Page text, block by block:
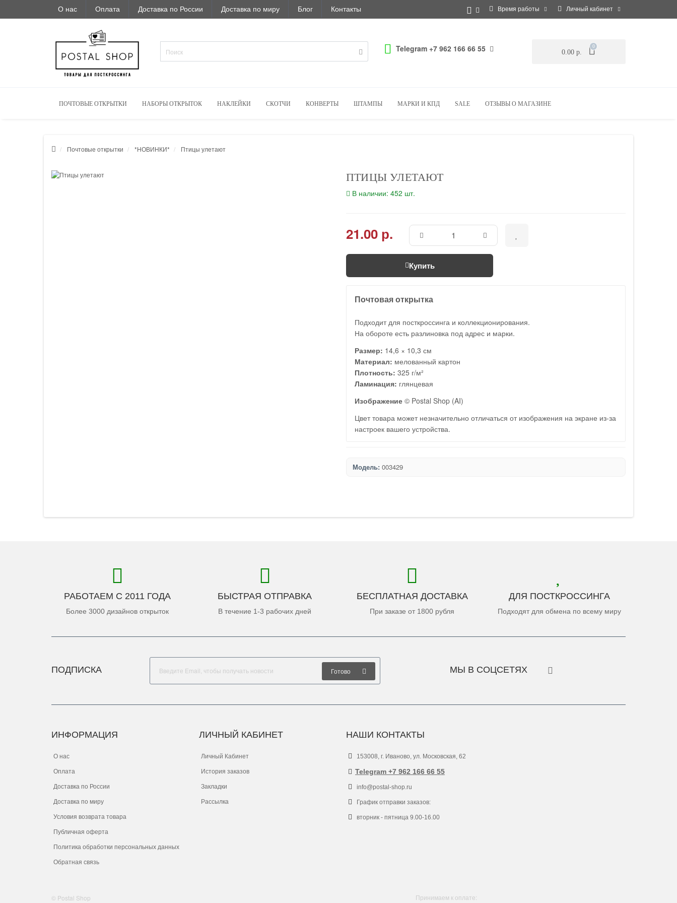
О нас Оплата Доставка по России Доставка по миру Блог Контакты Время работы Личный кабинет
Telegram +7 962 166 66 55 0.00 р.
0
ПОЧТОВЫЕ ОТКРЫТКИ НАБОРЫ ОТКРЫТОК НАКЛЕЙКИ СКОТЧИ КОНВЕРТЫ ШТАМПЫ МАРКИ И КПД SALE ОТЗЫВЫ О МАГАЗИНЕ
Почтовые открытки *НОВИНКИ* Птицы улетают
ПТИЦЫ УЛЕТАЮТ
В наличии: 452 шт.
21.00 р.
Купить
Почтовая открытка
Подходит для посткроссинга и коллекционирования.
На обороте есть разлиновка под адрес и марки.
Размер: 14,6 × 10,3 см
Материал: мелованный картон
Плотность: 325 г/м²
Ламинация: глянцевая
Изображение © Postal Shop (AI)
Цвет товара может незначительно отличаться от изображения на экране из-за
настроек вашего устройства.
Модель: 003429
РАБОТАЕМ С 2011 ГОДА
Более 3000 дизайнов открыток
БЫСТРАЯ ОТПРАВКА
В течение 1-3 рабочих дней
БЕСПЛАТНАЯ ДОСТАВКА
При заказе от 1800 рубля
ДЛЯ ПОСТКРОССИНГА
Подходят для обмена по всему миру
ПОДПИСКА Готово МЫ В СОЦСЕТЯХ
ИНФОРМАЦИЯ
О нас
Оплата
Доставка по России
Доставка по миру
Условия возврата товара
Публичная оферта
Политика обработки персональных данных
Обратная связь
ЛИЧНЫЙ КАБИНЕТ
Личный Кабинет
История заказов
Закладки
Рассылка
НАШИ КОНТАКТЫ
153008, г. Иваново, ул. Московская, 62
Telegram +7 962 166 66 55
info@postal-shop.ru
График отправки заказов:
вторник - пятница 9.00-16.00
© Postal Shop Принимаем к оплате: